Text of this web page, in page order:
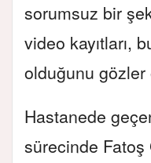
sorumsuz bir
video kayıtları,
olduğunu gözler
Hastanede
sürecinde